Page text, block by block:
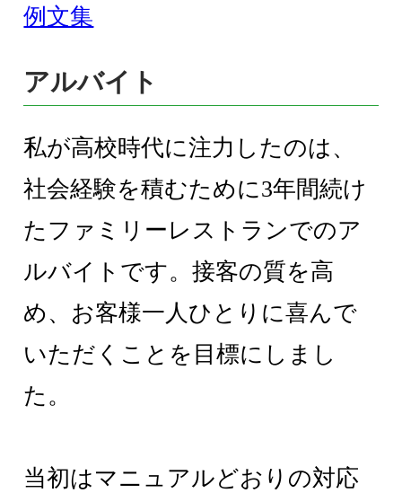
例文集
アルバイト
私が高校時代に注力したのは、
社会経験を積むために3年間続け
たファミリーレストランでのア
ルバイトです。接客の質を高
め、お客様一人ひとりに喜んで
いただくことを目標にしまし
た。
当初はマニュアルどおりの対応